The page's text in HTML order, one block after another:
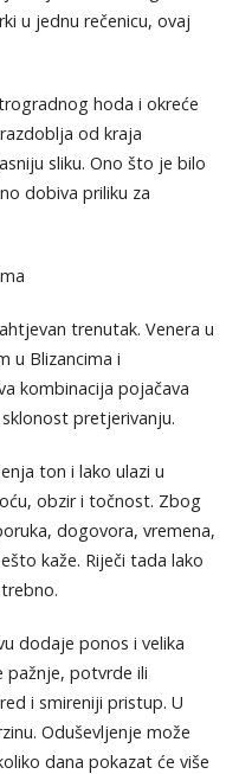
u jednu rečenicu, ovaj
hoda i okreće
od kraja
sliku. Ono što je bilo
dobiva priliku za
trenutak. Venera u
u Blizancima i
kombinacija pojačava
pretjerivanju.
ton i lako ulazi u
obzir i točnost. Zbog
dogovora, vremena,
kaže. Riječi tada lako
dodaje ponos i velika
pažnje, potvrde ili
i smireniji pristup. U
Oduševljenje može
dana pokazat će više